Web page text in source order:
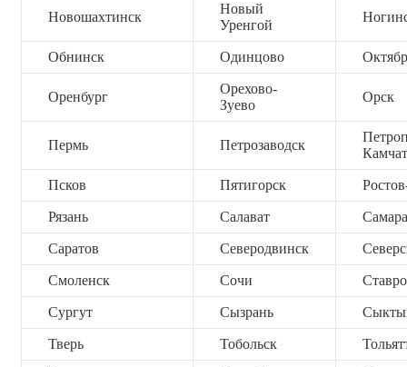
Новошахтинск
Новый
Уренгой
Обнинск Одинцово
Оренбург
Орехово-
Зуево
Орск
Пермь Петрозаводск
Псков Пятигорск
Рязань Салават Самара
Саратов Северодвинск
Смоленск Сочи
Сургут Сызрань
Тверь Тобольск